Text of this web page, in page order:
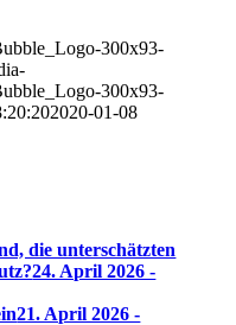
300x93-
300x93-
2020-01-08
die unterschätzten
24. April 2026 -
21. April 2026 -